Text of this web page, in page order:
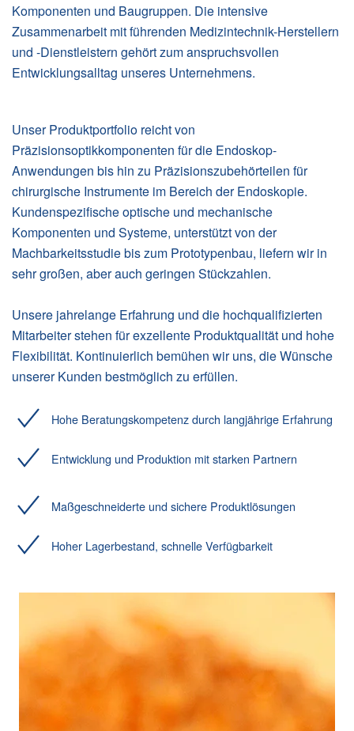
Komponenten und Baugruppen. Die intensive
Zusammenarbeit mit führenden Medizintechnik-Herstellern
und -Dienstleistern gehört zum anspruchsvollen
Entwicklungsalltag unseres Unternehmens.
Unser Produktportfolio reicht von
Präzisionsoptikkomponenten für die Endoskop-
Anwendungen bis hin zu Präzisionszubehörteilen für
chirurgische Instrumente im Bereich der Endoskopie.
Kundenspezifische optische und mechanische
Komponenten und Systeme, unterstützt von der
Machbarkeitsstudie bis zum Prototypenbau, liefern wir in
sehr großen, aber auch geringen Stückzahlen.
Unsere jahrelange Erfahrung und die hochqualifizierten
Mitarbeiter stehen für exzellente Produktqualität und hohe
Flexibilität. Kontinuierlich bemühen wir uns, die Wünsche
unserer Kunden bestmöglich zu erfüllen.
Hohe Beratungskompetenz durch langjährige Erfahrung
Entwicklung und Produktion mit starken Partnern
Maßgeschneiderte und sichere Produktlösungen
Hoher Lagerbestand, schnelle Verfügbarkeit